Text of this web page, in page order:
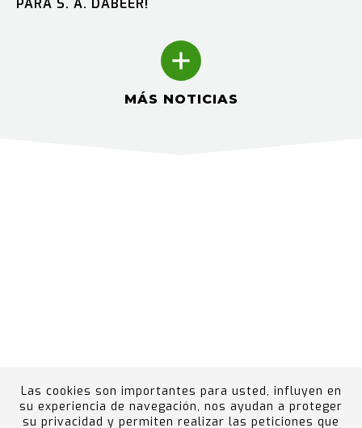
MÁS NOTICIAS
Las cookies son importantes para usted, influyen en
su experiencia de navegación, nos ayudan a proteger
su privacidad y permiten realizar las peticiones que